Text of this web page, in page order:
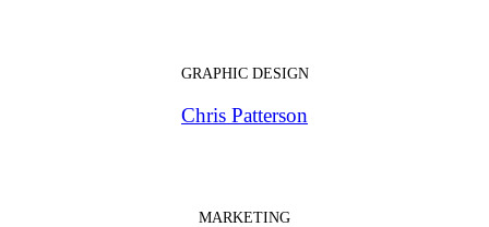
GRAPHIC DESIGN
Chris Patterson
MARKETING